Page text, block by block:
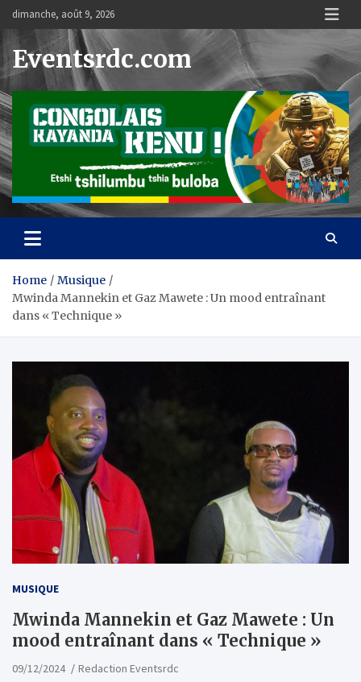
Skip
content
dimanche, août 9, 2026
Eventsrdc.com
Home
Musique
Mwinda Mannekin et Gaz Mawete : Un mood entraînant
dans « Technique »
MUSIQUE
Mwinda Mannekin et Gaz Mawete : Un
mood entraînant dans « Technique »
09/12/2024 Redaction Eventsrdc